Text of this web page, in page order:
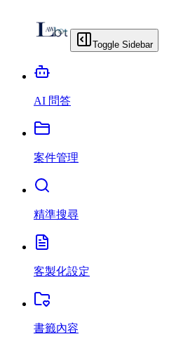
Toggle Sidebar
AI 問答
案件管理
精準搜尋
客製化設定
書籤內容